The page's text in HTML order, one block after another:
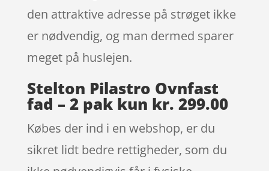
den attraktive adresse på strøget ikke
er nødvendig, og man dermed sparer
meget på huslejen.
Stelton Pilastro Ovnfast
fad – 2 pak kun kr. 299.00
Købes der ind i en webshop, er du
sikret lidt bedre rettigheder, som du